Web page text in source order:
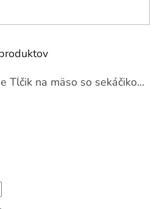
Perfect Home Tĺčik na mäso so sekáčikom, 56893
je 5 z 5 hviezdičiek.